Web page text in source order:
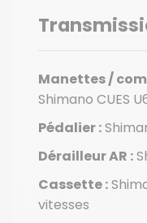
Manettes /
Shimano CUES
Pédalier :
Dérailleur AR :
Cassette :
vitesses